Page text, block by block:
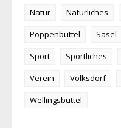
Natur
Natürliches
Poppenbüttel
Sasel
Sport
Sportliches
Verein
Volksdorf
Wellingsbüttel